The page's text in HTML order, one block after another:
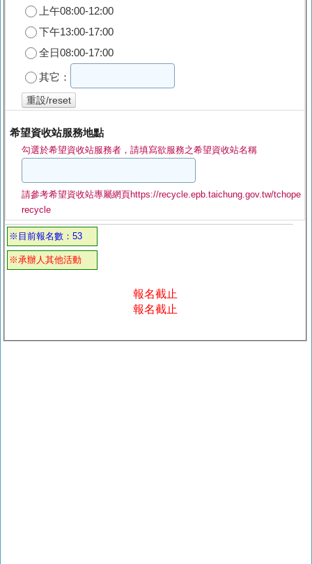
上午08:00-12:00
下午13:00-17:00
全日08:00-17:00
其它：
重設/reset
希望資收站服務地點
勾選於希望資收站服務者，請填寫欲服務之希望資收站名稱
請參考希望資收站專屬網頁https://recycle.epb.taichung.gov.tw/tchope
recycle
※目前報名數：53
※承辦人其他活動
報名截止
報名截止